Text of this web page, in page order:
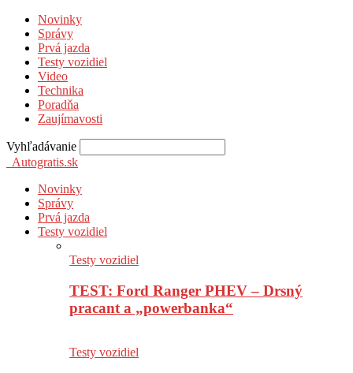
Novinky
Správy
Prvá jazda
Testy vozidiel
Video
Technika
Poradňa
Zaujímavosti
Vyhľadávanie
Autogratis.sk
Novinky
Správy
Prvá jazda
Testy vozidiel
Testy vozidiel
TEST: Ford Ranger PHEV – Drsný
pracant a „powerbanka“
Testy vozidiel